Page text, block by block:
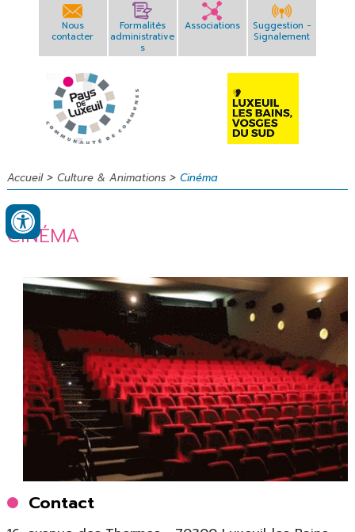
Nous
contacter
Formalités
administrative
s
Associations
Suggestion -
Signalement
Accueil> Culture & Animations> Cinéma
CINÉMA
Contact